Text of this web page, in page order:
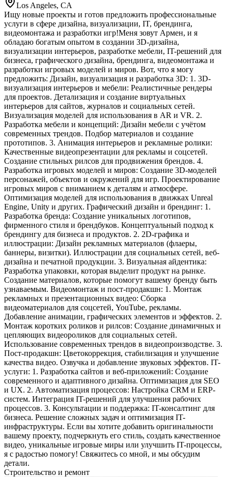
Los Angeles, CA
Ищу новые проекты и готов предложить профессиональные
услуги в сфере дизайна, визуализации, IT, брендинга,
видеомонтажа и разработки игр!Меня зовут Армен, и я
обладаю богатым опытом в создании 3D-дизайна,
визуализации интерьеров, разработке мебели, IT-решений для
бизнеса, графического дизайна, брендинга, видеомонтажа и
разработки игровых моделей и миров. Вот, что я могу
предложить: Дизайн, визуализация и разработка 3D: 1. 3D-
визуализация интерьеров и мебели: Реалистичные рендеры
для проектов. Детализация и создание виртуальных
интерьеров для сайтов, журналов и социальных сетей.
Визуализация моделей для использования в AR и VR. 2.
Разработка мебели и концепций: Дизайн мебели с учётом
современных трендов. Подбор материалов и создание
прототипов. 3. Анимация интерьеров и рекламные ролики:
Качественные видеопрезентации для рекламы и соцсетей.
Создание стильных рилсов для продвижения брендов. 4.
Разработка игровых моделей и миров: Создание 3D-моделей
персонажей, объектов и окружений для игр. Проектирование
игровых миров с вниманием к деталям и атмосфере.
Оптимизация моделей для использования в движках Unreal
Engine, Unity и других. Графический дизайн и брендинг: 1.
Разработка бренда: Создание уникальных логотипов,
фирменного стиля и брендбуков. Концептуальный подход к
брендингу для бизнеса и продуктов. 2. 2D-графика и
иллюстрации: Дизайн рекламных материалов (флаеры,
баннеры, визитки). Иллюстрации для социальных сетей, веб-
дизайна и печатной продукции. 3. Визуальная айдентика:
Разработка упаковки, которая выделит продукт на рынке.
Создание материалов, которые помогут вашему бренду быть
узнаваемым. Видеомонтаж и пост-продакшн: 1. Монтаж
рекламных и презентационных видео: Сборка
видеоматериалов для соцсетей, YouTube, рекламы.
Добавление анимации, графических элементов и эффектов. 2.
Монтаж коротких роликов и рилсов: Создание динамичных и
цепляющих видеороликов для социальных сетей.
Использование современных трендов в видеопроизводстве. 3.
Пост-продакшн: Цветокоррекция, стабилизация и улучшение
качества видео. Озвучка и добавление звуковых эффектов. IT-
услуги: 1. Разработка сайтов и веб-приложений: Создание
современного и адаптивного дизайна. Оптимизация для SEO
и UX. 2. Автоматизация процессов: Настройка CRM и ERP-
систем. Интеграция IT-решений для улучшения рабочих
процессов. 3. Консультации и поддержка: IT-консалтинг для
бизнеса. Решение сложных задач и оптимизация IT-
инфраструктуры. Если вы хотите добавить оригинальности
вашему проекту, подчеркнуть его стиль, создать качественное
видео, уникальные игровые миры или улучшить IT-процессы,
я с радостью помогу! Свяжитесь со мной, и мы обсудим
детали.
Строительство и ремонт